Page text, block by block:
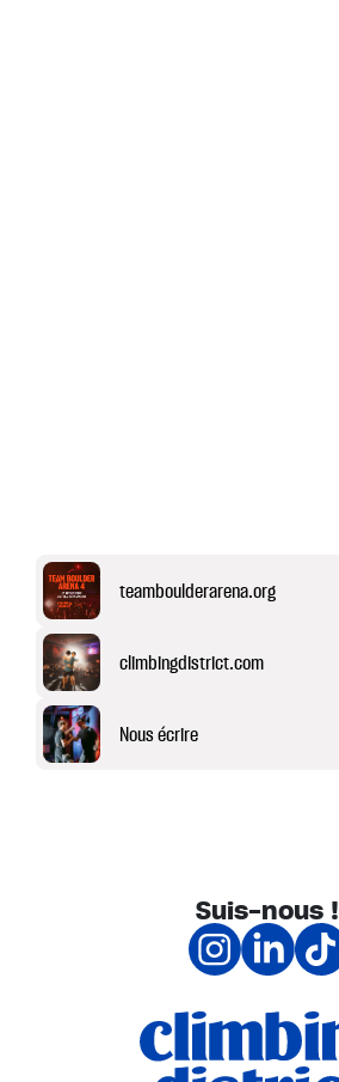
teamboulderarena.org
climbingdistrict.com
Nous écrire
Suis-nous !